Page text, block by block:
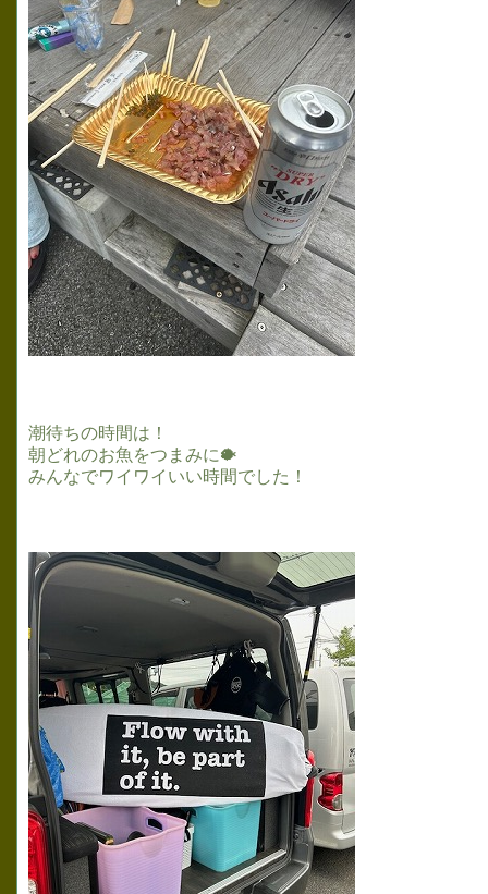
潮待ちの時間は！
朝どれのお魚をつまみに🐡
みんなでワイワイいい時間でした！